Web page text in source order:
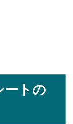
ートの